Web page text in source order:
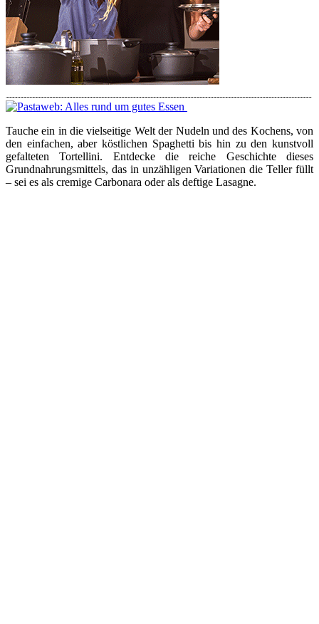
Tauche ein in die vielseitige Welt der Nudeln und des Kochens, von
den einfachen, aber köstlichen Spaghetti bis hin zu den kunstvoll
gefalteten Tortellini. Entdecke die reiche Geschichte dieses
Grundnahrungsmittels, das in unzähligen Variationen die Teller füllt
– sei es als cremige Carbonara oder als deftige Lasagne.